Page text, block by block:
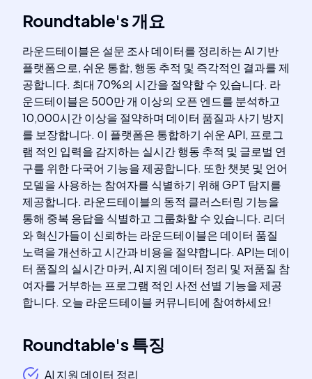
Roundtable's개요
라운드테이블은 설문 조사 데이터를 정리하는 AI 기반
플랫폼으로, 쉬운 통합, 행동 추적 및 즉각적인 결과를 제
공합니다. 최대 70%의 시간을 절약할 수 있습니다. 라
운드테이블은 500만 개 이상의 오픈 엔드를 분석하고
10,000시간 이상을 절약하며 데이터 품질과 사기 방지
를 보장합니다. 이 플랫폼은 통합하기 쉬운 API, 프로그
램 적인 입력을 감지하는 실시간 행동 추적 및 글로벌 연
구를 위한 다국어 기능을 제공합니다. 또한 챗봇 및 언어
모델을 사용하는 참여자를 식별하기 위해 GPT 탐지를
제공합니다. 라운드테이블의 동적 클러스터링 기능을
통해 중복 응답을 식별하고 그룹화할 수 있습니다. 리더
와 혁신가들이 신뢰하는 라운드테이블은 데이터 품질
노력을 개선하고 시간과 비용을 절약합니다. API는 데이
터 품질의 실시간 마커, AI 지원 데이터 정리 및 저품질 참
여자를 거부하는 프로그램 적인 사전 선별 기능을 제공
합니다. 오늘 라운드테이블 커뮤니티에 참여하세요!
Roundtable's특징
AI 지원 데이터 정리